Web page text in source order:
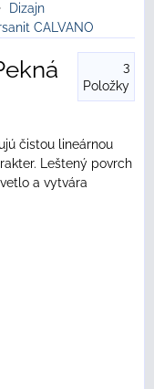
Dizajn
CALVANO
3
Položky
čistou lineárnou
Leštený povrch
a vytvára